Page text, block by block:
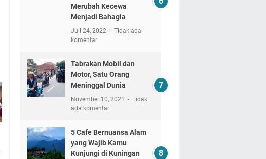
Merubah Kecewa
Menjadi Bahagia
Juli 24, 2022
Tidak ada
komentar
Tabrakan Mobil dan
Motor, Satu Orang
Meninggal Dunia
November 10, 2021
Tidak
ada komentar
5 Cafe Bernuansa Alam
yang Wajib Kamu
Kunjungi di Kuningan